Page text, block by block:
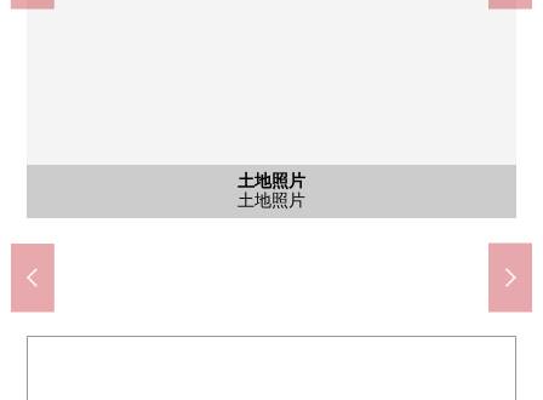
土地照片
土地照片
土地照片
土地照片
土地照片
土地照片
土地照片
土地照片
土地照片
土地照片土地照片
土地照片
土地照片
土地照片
土地照片
土地照片
土地照片
土地照片
土地照片
土地照片
土地照片
土地照片
土地照片
土地照片
土地照片
土地照片
土地照片
含有前面道路的外觀
前面道路